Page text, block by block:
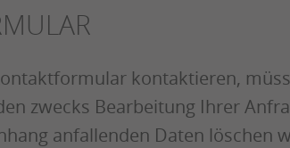
kontaktieren,
zwecks Bearbeitung Ihrer
anfallenden Daten